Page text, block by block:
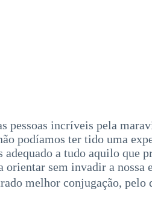
pessoas incríveis pela
podíamos ter tido uma
a tudo aquilo que
orientar sem invadir a nossa
melhor conjugação,